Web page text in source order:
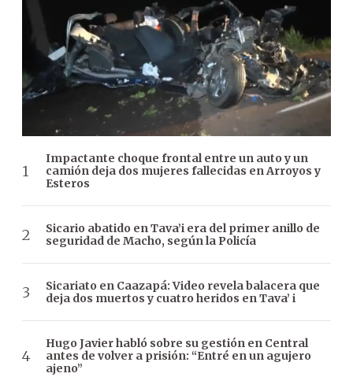
Impactante choque frontal entre un auto y un
camión deja dos mujeres fallecidas en Arroyos y
Esteros
Sicario abatido en Tava’i era del primer anillo de
seguridad de Macho, según la Policía
Sicariato en Caazapá: Video revela balacera que
deja dos muertos y cuatro heridos en Tava’ i
Hugo Javier habló sobre su gestión en Central
antes de volver a prisión: “Entré en un agujero
ajeno”